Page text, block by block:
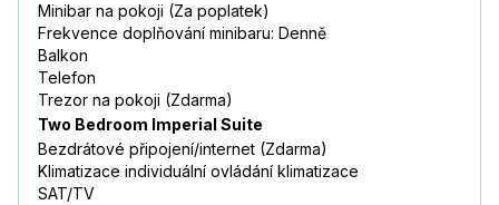
Minibar na pokoji (Za poplatek)
Frekvence doplňování minibaru: Denně
Balkon
Telefon
Trezor na pokoji (Zdarma)
Two Bedroom Imperial Suite
Bezdrátové připojení/internet (Zdarma)
Klimatizace individuální ovládání klimatizace
SAT/TV